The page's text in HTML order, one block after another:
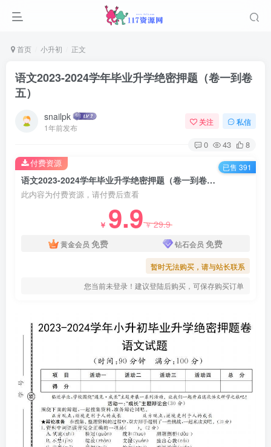
首页 小升初 正文
语文2023-2024学年毕业升学绝密押题（卷一到卷
五）
snailpk
1年前发布
关注 私信
0 43 8
语文2023-2024学年毕业升学绝密押题（卷一到卷五）
此内容为付费资源，请付费后查看
￥ 9.9￥29.9
黄金会员 免费 钻石会员 免费
暂时无法购买，请与站长联系
您当前未登录！建议登陆后购买，可保存购买订单
付费资源 已售 391